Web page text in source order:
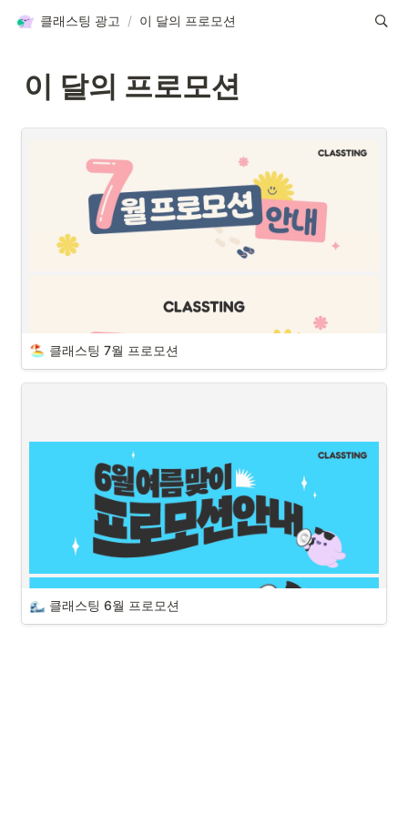
클래스팅 광고 / 이 달의 프로모션
이 달의 프로모션
클래스팅 7월 프로모션
클래스팅 6월 프로모션